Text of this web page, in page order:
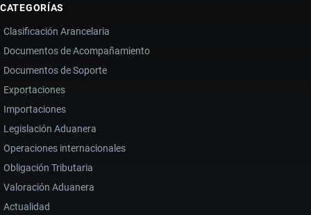
CATEGORÍAS
Clasificación Arancelaria
Documentos de Acompañamiento
Documentos de Soporte
Exportaciones
Importaciones
Legislación Aduanera
Operaciones internacionales
Obligación Tributaria
Valoración Aduanera
Actualidad